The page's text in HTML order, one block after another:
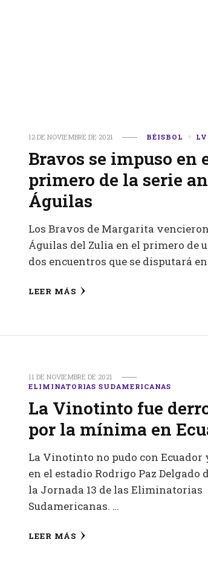
12 DE NOVIEMBRE DE 2021 BÉISBOL
Bravos se impuso en
primero de la serie
Águilas
Los Bravos de Margarita
Águilas del Zulia en el primero de
dos encuentros que se disputará
LEER MÁS
11 DE NOVIEMBRE DE 2021
ELIMINATORIAS SUDAMERICANAS
La Vinotinto fue
por la mínima en
La Vinotinto no pudo con Ecuador
en el estadio Rodrigo Paz Delgado
la Jornada 13 de las Eliminatorias
Sudamericanas. …
LEER MÁS